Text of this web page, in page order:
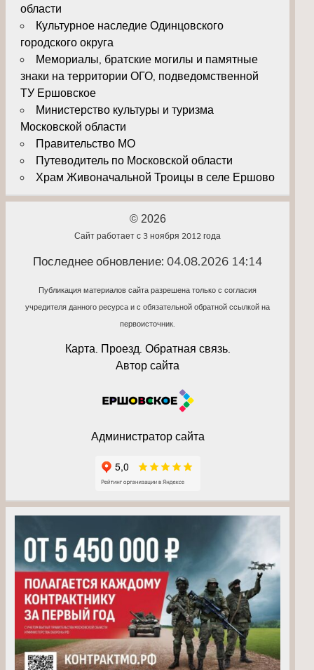
области
Культурное наследие Одинцовского
городского округа
Мемориалы, братские могилы и памятные
знаки на территории ОГО, подведомственной
ТУ Ершовское
Министерство культуры и туризма
Московской области
Правительство МО
Путеводитель по Московской области
Храм Живоначальной Троицы в селе Ершово
© 2026
Сайт работает с 3 ноября 2012 года
Последнее обновление: 04.08.2026 14:14
Публикация материалов сайта разрешена только с согласия
учредителя данного ресурса и с обязательной обратной ссылкой на
первоисточник.
Карта. Проезд. Обратная связь.
Автор сайта
Администратор сайта